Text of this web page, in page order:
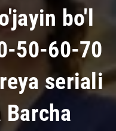
bo'l
50-60-70
seriali